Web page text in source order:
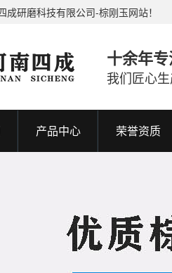
成研磨科技有限公司-棕刚玉网站！
十余年
我们匠心
产品中心 荣誉资质